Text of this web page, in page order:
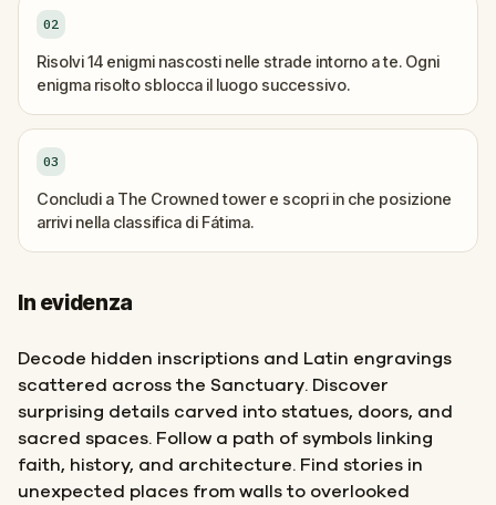
02
Risolvi 14 enigmi nascosti nelle strade intorno a te. Ogni
enigma risolto sblocca il luogo successivo.
03
Concludi a The Crowned tower e scopri in che posizione
arrivi nella classifica di Fátima.
In evidenza
Decode hidden inscriptions and Latin engravings
scattered across the Sanctuary. Discover
surprising details carved into statues, doors, and
sacred spaces. Follow a path of symbols linking
faith, history, and architecture. Find stories in
unexpected places from walls to overlooked